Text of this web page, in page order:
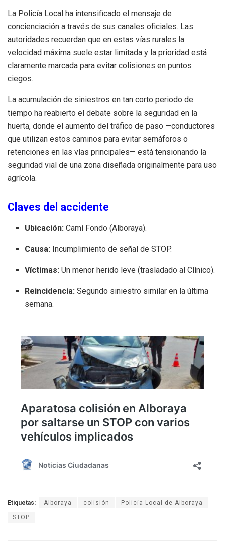
La Policía Local ha intensificado el mensaje de
concienciación a través de sus canales oficiales. Las
autoridades recuerdan que en estas vías rurales la
velocidad máxima suele estar limitada y la prioridad está
claramente marcada para evitar colisiones en puntos
ciegos.
La acumulación de siniestros en tan corto periodo de
tiempo ha reabierto el debate sobre la seguridad en la
huerta, donde el aumento del tráfico de paso —conductores
que utilizan estos caminos para evitar semáforos o
retenciones en las vías principales— está tensionando la
seguridad vial de una zona diseñada originalmente para uso
agrícola.
Claves del accidente
Ubicación: Camí Fondo (Alboraya).
Causa: Incumplimiento de señal de STOP.
Víctimas: Un menor herido leve (trasladado al Clínico).
Reincidencia: Segundo siniestro similar en la última
semana.
Etiquetas: Alboraya colisión Policía Local de Alboraya
STOP